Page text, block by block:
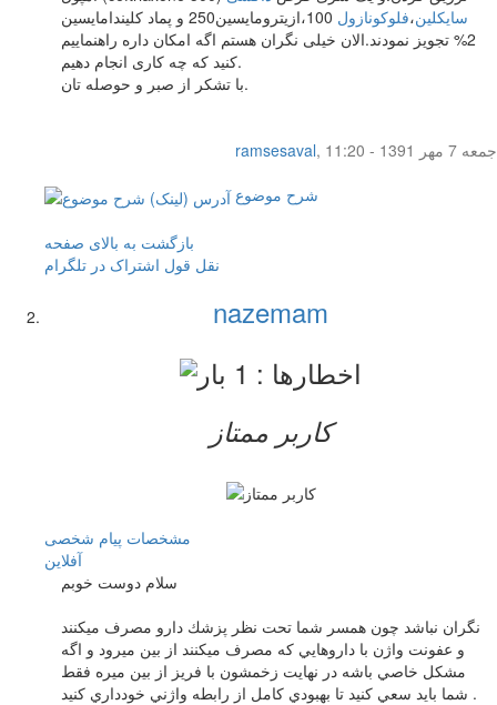
سایکلین،فلوکونازول
100،ازیترومایسین250 و پماد کلیندامایسین
2% تجویز نمودند.الان خیلی نگران هستم اگه امکان داره راهنماییم
کنید که چه کاری انجام دهیم.
با تشکر از صبر و حوصله تان.
ramsesaval,
جمعه 7 مهر 1391 - 11:20
شرح موضوع
بازگشت به بالای صفحه
نقل قول اشتراک در تلگرام
nazemam
کاربر ممتاز
مشخصات پیام شخصی
آفلاين
سلام دوست خوبم
نگران نباشد چون همسر شما تحت نظر پزشك دارو مصرف ميكنند
و عفونت واژن با داروهايي كه مصرف ميكنند از بين ميرود و اگه
مشكل خاصي باشه در نهايت زخمشون با فريز از بين ميره فقط
شما بايد سعي كنيد تا بهبودي كامل از رابطه واژني خودداري كنيد .